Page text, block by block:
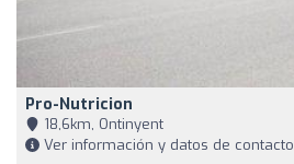
Pro-Nutricion
18,6km, Ontinyent
Ver información y datos de contacto